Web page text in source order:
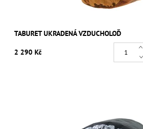
TABURET UKRADENÁ VZDUCHOLOĎ
2 290 Kč